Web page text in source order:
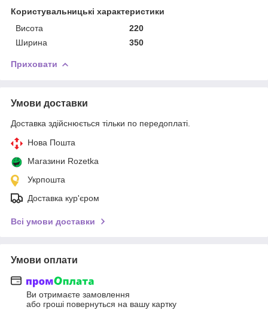
Користувальницькі характеристики
Висота
220
Ширина
350
Приховати
Умови доставки
Доставка здійснюється тільки по передоплаті.
Нова Пошта
Магазини Rozetka
Укрпошта
Доставка кур'єром
Всі умови доставки
Умови оплати
Ви отримаєте замовлення
або гроші повернуться на вашу картку